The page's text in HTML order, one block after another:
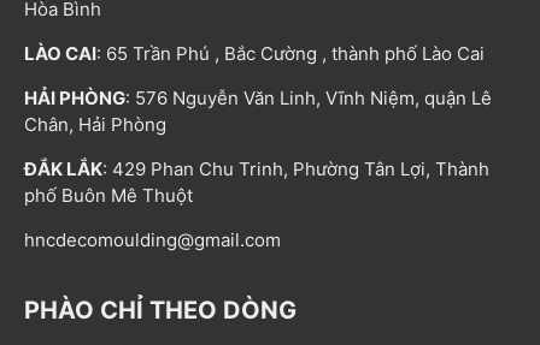
Hòa Bình
LÀO CAI: 65 Trần Phú , Bắc Cường , thành phố Lào Cai
HẢI PHÒNG: 576 Nguyễn Văn Linh, Vĩnh Niệm, quận Lê
Chân, Hải Phòng
ĐẮK LẮK: 429 Phan Chu Trinh, Phường Tân Lợi, Thành
phố Buôn Mê Thuột
hncdecomoulding@gmail.com
PHÀO CHỈ THEO DÒNG